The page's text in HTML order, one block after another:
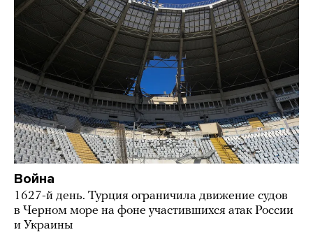
Война
1627-й день. Турция ограничила движение судов
в Черном море на фоне участившихся атак России
и Украины